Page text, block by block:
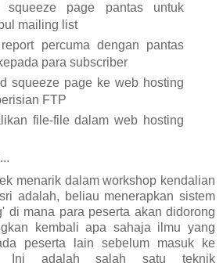
squeeze page pantas untuk
mailing list
percuma dengan pantas
para subscriber
squeeze page ke web hosting
FTP
file-file dalam web hosting
menarik dalam workshop kendalian
adalah, beliau menerapkan sistem
di mana para peserta akan didorong
kembali apa sahaja ilmu yang
peserta lain sebelum masuk ke
Ini adalah salah satu teknik